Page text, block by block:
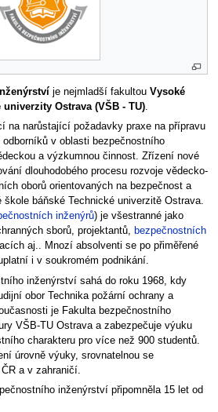
je nejmladší fakultou Vysoké
Ostrava (VŠB - TU).
na narůstající požadavky praxe na přípravu
v oblasti bezpečnostního
a výzkumnou činnost. Zřízení nové
dlouhodobého procesu rozvoje vědecko-
oborů orientovaných na bezpečnost a
báňské Technické univerzitě Ostrava.
inženýrů) je všestranné jako
sborů, projektantů, bezpečnostních
aj.. Mnozí absolventi se po přiměřené
i v soukromém podnikání.
inženýrství sahá do roku 1968, kdy
obor Technika požární ochrany a
je Fakulta bezpečnostního
VŠB-TU Ostrava a zabezpečuje výuku
charakteru pro více než 900 studentů.
úrovně výuky, srovnatelnou se
a v zahraničí.
inženýrství připomněla 15 let od